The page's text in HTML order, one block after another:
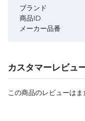
ブランド
商品ID
メーカー品番
カスタマーレビュ
この商品のレビューはま